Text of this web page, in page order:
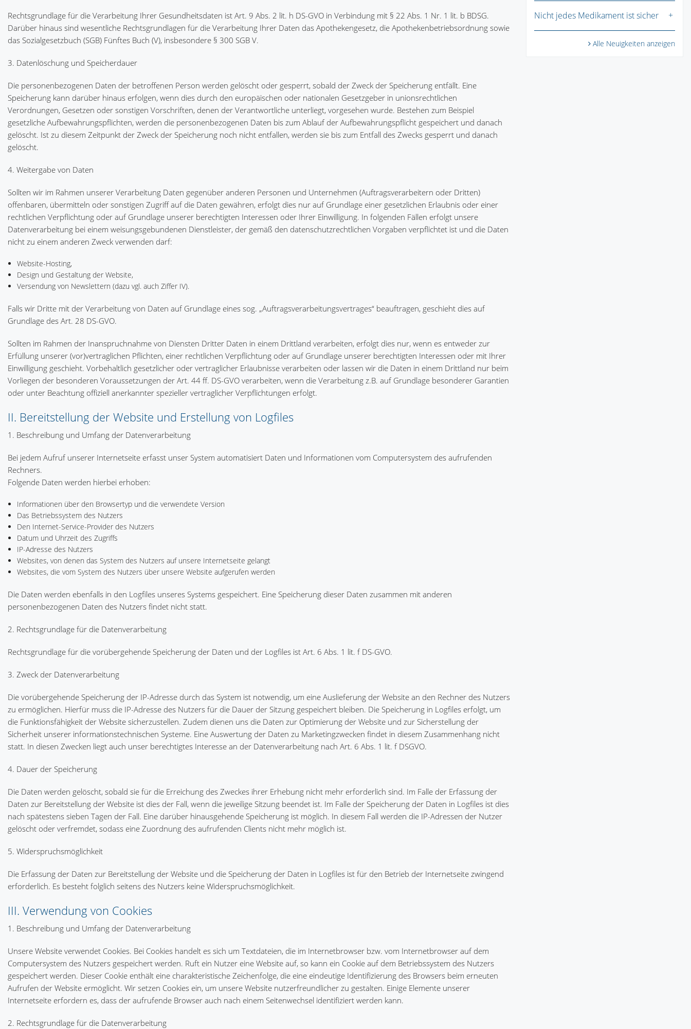
Rechtsgrundlage für die Verarbeitung Ihrer Gesundheitsdaten ist Art. 9 Abs. 2 lit. h DS-GVO in Verbindung mit § 22 Abs. 1 Nr. 1 lit. b BDSG.
Darüber hinaus sind wesentliche Rechtsgrundlagen für die Verarbeitung Ihrer Daten das Apothekengesetz, die Apothekenbetriebsordnung sowie
das Sozialgesetzbuch (SGB) Fünftes Buch (V), insbesondere § 300 SGB V.
3. Datenlöschung und Speicherdauer
Die personenbezogenen Daten der betroffenen Person werden gelöscht oder gesperrt, sobald der Zweck der Speicherung entfällt. Eine
Speicherung kann darüber hinaus erfolgen, wenn dies durch den europäischen oder nationalen Gesetzgeber in unionsrechtlichen
Verordnungen, Gesetzen oder sonstigen Vorschriften, denen der Verantwortliche unterliegt, vorgesehen wurde. Bestehen zum Beispiel
gesetzliche Aufbewahrungspflichten, werden die personenbezogenen Daten bis zum Ablauf der Aufbewahrungspflicht gespeichert und danach
gelöscht. Ist zu diesem Zeitpunkt der Zweck der Speicherung noch nicht entfallen, werden sie bis zum Entfall des Zwecks gesperrt und danach
gelöscht.
4. Weitergabe von Daten
Sollten wir im Rahmen unserer Verarbeitung Daten gegenüber anderen Personen und Unternehmen (Auftragsverarbeitern oder Dritten)
offenbaren, übermitteln oder sonstigen Zugriff auf die Daten gewähren, erfolgt dies nur auf Grundlage einer gesetzlichen Erlaubnis oder einer
rechtlichen Verpflichtung oder auf Grundlage unserer berechtigten Interessen oder Ihrer Einwilligung. In folgenden Fällen erfolgt unsere
Datenverarbeitung bei einem weisungsgebundenen Dienstleister, der gemäß den datenschutzrechtlichen Vorgaben verpflichtet ist und die Daten
nicht zu einem anderen Zweck verwenden darf:
Website-Hosting,
Design und Gestaltung der Website,
Versendung von Newslettern (dazu vgl. auch Ziffer IV).
Falls wir Dritte mit der Verarbeitung von Daten auf Grundlage eines sog. „Auftragsverarbeitungsvertrages“ beauftragen, geschieht dies auf
Grundlage des Art. 28 DS-GVO.
Sollten im Rahmen der Inanspruchnahme von Diensten Dritter Daten in einem Drittland verarbeiten, erfolgt dies nur, wenn es entweder zur
Erfüllung unserer (vor)vertraglichen Pflichten, einer rechtlichen Verpflichtung oder auf Grundlage unserer berechtigten Interessen oder mit Ihrer
Einwilligung geschieht. Vorbehaltlich gesetzlicher oder vertraglicher Erlaubnisse verarbeiten oder lassen wir die Daten in einem Drittland nur beim
Vorliegen der besonderen Voraussetzungen der Art. 44 ff. DS-GVO verarbeiten, wenn die Verarbeitung z.B. auf Grundlage besonderer Garantien
oder unter Beachtung offiziell anerkannter spezieller vertraglicher Verpflichtungen erfolgt.
II. Bereitstellung der Website und Erstellung von Logfiles
1. Beschreibung und Umfang der Datenverarbeitung
Bei jedem Aufruf unserer Internetseite erfasst unser System automatisiert Daten und Informationen vom Computersystem des aufrufenden
Rechners.
Folgende Daten werden hierbei erhoben:
Informationen über den Browsertyp und die verwendete Version
Das Betriebssystem des Nutzers
Den Internet-Service-Provider des Nutzers
Datum und Uhrzeit des Zugriffs
IP-Adresse des Nutzers
Websites, von denen das System des Nutzers auf unsere Internetseite gelangt
Websites, die vom System des Nutzers über unsere Website aufgerufen werden
Die Daten werden ebenfalls in den Logfiles unseres Systems gespeichert. Eine Speicherung dieser Daten zusammen mit anderen
personenbezogenen Daten des Nutzers findet nicht statt.
2. Rechtsgrundlage für die Datenverarbeitung
Rechtsgrundlage für die vorübergehende Speicherung der Daten und der Logfiles ist Art. 6 Abs. 1 lit. f DS-GVO.
3. Zweck der Datenverarbeitung
Die vorübergehende Speicherung der IP-Adresse durch das System ist notwendig, um eine Auslieferung der Website an den Rechner des Nutzers
zu ermöglichen. Hierfür muss die IP-Adresse des Nutzers für die Dauer der Sitzung gespeichert bleiben. Die Speicherung in Logfiles erfolgt, um
die Funktionsfähigkeit der Website sicherzustellen. Zudem dienen uns die Daten zur Optimierung der Website und zur Sicherstellung der
Sicherheit unserer informationstechnischen Systeme. Eine Auswertung der Daten zu Marketingzwecken findet in diesem Zusammenhang nicht
statt. In diesen Zwecken liegt auch unser berechtigtes Interesse an der Datenverarbeitung nach Art. 6 Abs. 1 lit. f DSGVO.
4. Dauer der Speicherung
Die Daten werden gelöscht, sobald sie für die Erreichung des Zweckes ihrer Erhebung nicht mehr erforderlich sind. Im Falle der Erfassung der
Daten zur Bereitstellung der Website ist dies der Fall, wenn die jeweilige Sitzung beendet ist. Im Falle der Speicherung der Daten in Logfiles ist dies
nach spätestens sieben Tagen der Fall. Eine darüber hinausgehende Speicherung ist möglich. In diesem Fall werden die IP-Adressen der Nutzer
gelöscht oder verfremdet, sodass eine Zuordnung des aufrufenden Clients nicht mehr möglich ist.
5. Widerspruchsmöglichkeit
Die Erfassung der Daten zur Bereitstellung der Website und die Speicherung der Daten in Logfiles ist für den Betrieb der Internetseite zwingend
erforderlich. Es besteht folglich seitens des Nutzers keine Widerspruchsmöglichkeit.
III. Verwendung von Cookies
1. Beschreibung und Umfang der Datenverarbeitung
Unsere Website verwendet Cookies. Bei Cookies handelt es sich um Textdateien, die im Internetbrowser bzw. vom Internetbrowser auf dem
Computersystem des Nutzers gespeichert werden. Ruft ein Nutzer eine Website auf, so kann ein Cookie auf dem Betriebssystem des Nutzers
gespeichert werden. Dieser Cookie enthält eine charakteristische Zeichenfolge, die eine eindeutige Identifizierung des Browsers beim erneuten
Aufrufen der Website ermöglicht. Wir setzen Cookies ein, um unsere Website nutzerfreundlicher zu gestalten. Einige Elemente unserer
Internetseite erfordern es, dass der aufrufende Browser auch nach einem Seitenwechsel identifiziert werden kann.
2. Rechtsgrundlage für die Datenverarbeitung
Nicht jedes Medikament ist sicher
Alle Neuigkeiten anzeigen